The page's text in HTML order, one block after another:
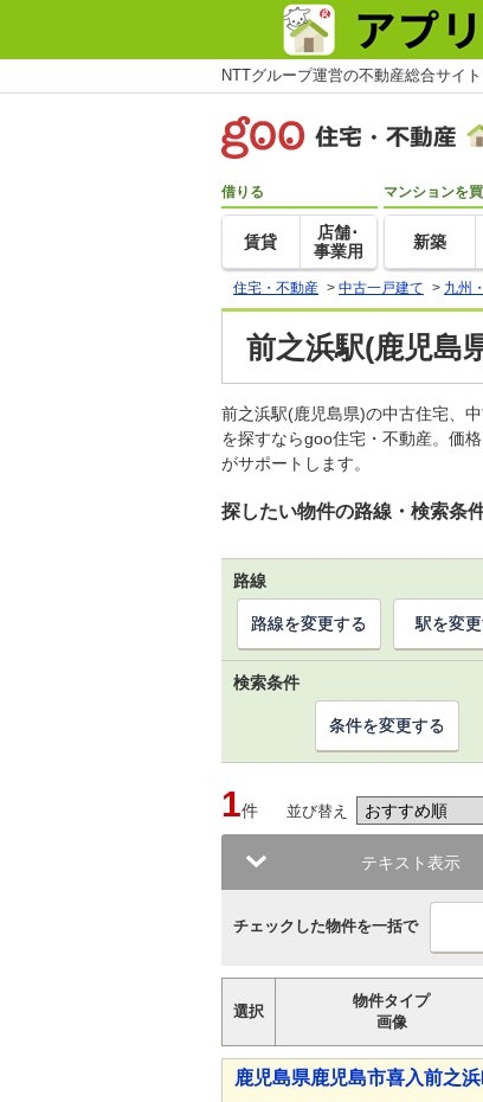
NTTグループ運営の不動産総合サイ
借りる
賃貸
店舗･
事業用
マンションを
新築
住宅・不動産 > 中古一戸建て > 九州
前之浜駅(鹿児島
前之浜駅(鹿児島県)の中古住宅、
を探すならgoo住宅・不動産。価
がサポートします。
探したい物件の路線・検索条
路線
路線を変更する 駅を変
検索条件
条件を変更する
1件 並び替え
テキスト表示
チェックした物件を一括で
選択
物件タイプ
画像
鹿児島県鹿児島市喜入前之